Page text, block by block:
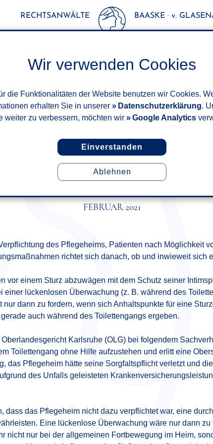
Wir verwenden Cookies
die Funktionalitäten der Website benutzen wir Cookies.
erhalten Sie in unserer
Datenschutzerklärung.
weiter zu verbessern, möchten wir
Google Analytics
Einverstanden
Ablehnen
RECHTSANWÄLTE BAASKE · v.
IM
VON
FEBRUAR 2021
des Pflegeheims, Patienten nach Möglichkeit
richtet sich danach, ob und inwieweit sich
vor einem Sturz abzuwägen mit dem Schutz seiner
einer lückenlosen Überwachung (z. B. während des
dann zu fordern, wenn sich Anhaltspunkte für eine
auch während des Toilettengangs ergeben.
Karlsruhe (OLG) bei folgendem
Toilettengang ohne Hilfe aufzustehen und erlitt eine
das Pflegeheim hätte seine Sorgfaltspflicht verletzt und
des Unfalls geleisteten
dass das Pflegeheim nicht dazu verpflichtet war, eine
Eine lückenlose Überwachung wäre nur dann
nicht nur bei der allgemeinen Fortbewegung im Heim,